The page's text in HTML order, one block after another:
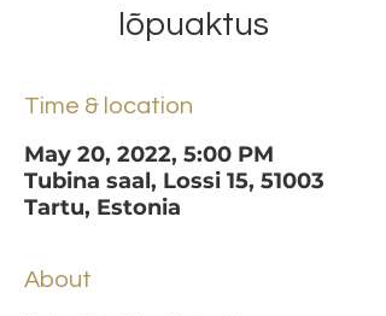
lõpuaktus
Time & location
May 20, 2022, 5:00 PM
Tubina saal, Lossi 15, 51003
Tartu, Estonia
About